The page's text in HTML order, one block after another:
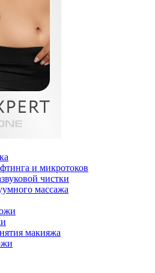
и микротоков
чистки
массажа
макияжа